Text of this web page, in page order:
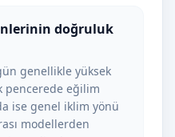
doğruluk
genellikle yüksek
pencerede eğilim
ise genel iklim yönü
modellerden